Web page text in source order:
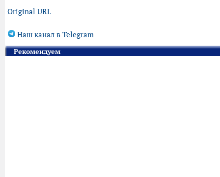
Original URL
Наш канал в Telegram
Рекомендуем